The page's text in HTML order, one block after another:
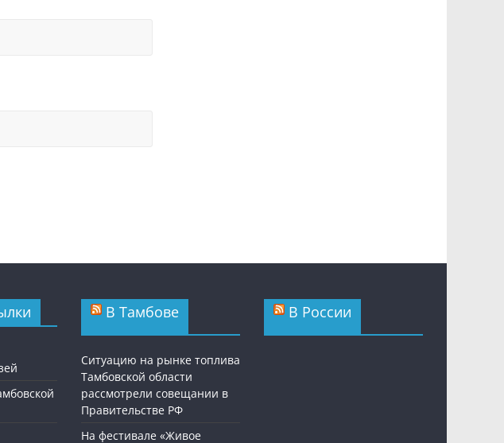
В Тамбове
Ситуацию на рынке топлива
Тамбовской области
рассмотрели совещании в
Правительстве РФ
На фестивале «Живое
В России